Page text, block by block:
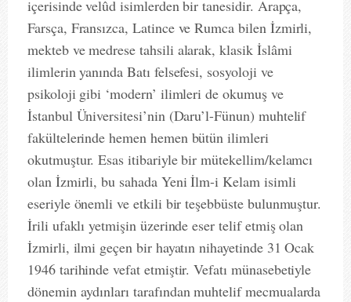
içerisinde velûd isimlerden bir tanesidir. Arapça,
Farsça, Fransızca, Latince ve Rumca bilen İzmirli,
mekteb ve medrese tahsili alarak, klasik İslâmi
ilimlerin yanında Batı felsefesi, sosyoloji ve
psikoloji gibi ‘modern’ ilimleri de okumuş ve
İstanbul Üniversitesi’nin (Daru’l-Fünun) muhtelif
fakültelerinde hemen hemen bütün ilimleri
okutmuştur. Esas itibariyle bir mütekellim/kelamcı
olan İzmirli, bu sahada Yeni İlm-i Kelam isimli
eseriyle önemli ve etkili bir teşebbüste bulunmuştur.
İrili ufaklı yetmişin üzerinde eser telif etmiş olan
İzmirli, ilmi geçen bir hayatın nihayetinde 31 Ocak
1946 tarihinde vefat etmiştir. Vefatı münasebetiyle
dönemin aydınları tarafından muhtelif mecmualarda